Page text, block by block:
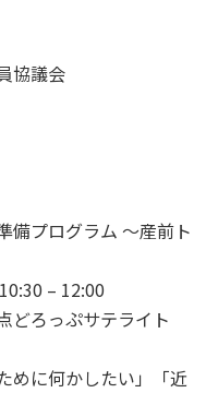
協議会
備プログラム ～産前ト
– 12:00
どろっぷサテライト
めに何かしたい」「近